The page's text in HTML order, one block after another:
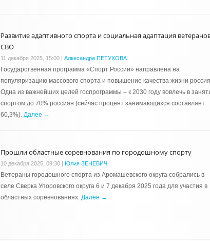
Развитие адаптивного спорта и социальная адаптация
СВО
11 декабря 2025, 15:00 | Алкесандра ПЕТУХОВА
Государственная программа «Спорт России» направлена на
популяризацию массового спорта и повышение качества жизни
Одна из важнейших целей госпрограммы – к 2030 году вовлечь в
спортом до 70% россиян (сейчас процент занимающихся составляет
60,3%). Далее →
Прошли областные соревнования по городошному спорту
10 декабря 2025, 09:30 | Юлия ЗЕНЕВИЧ
Ветераны городошного спорта из Аромашевского округа собрались в
селе Сверка Упоровского округа 6 и 7 декабря 2025 года для участия в
областных соревнованиях. Далее →